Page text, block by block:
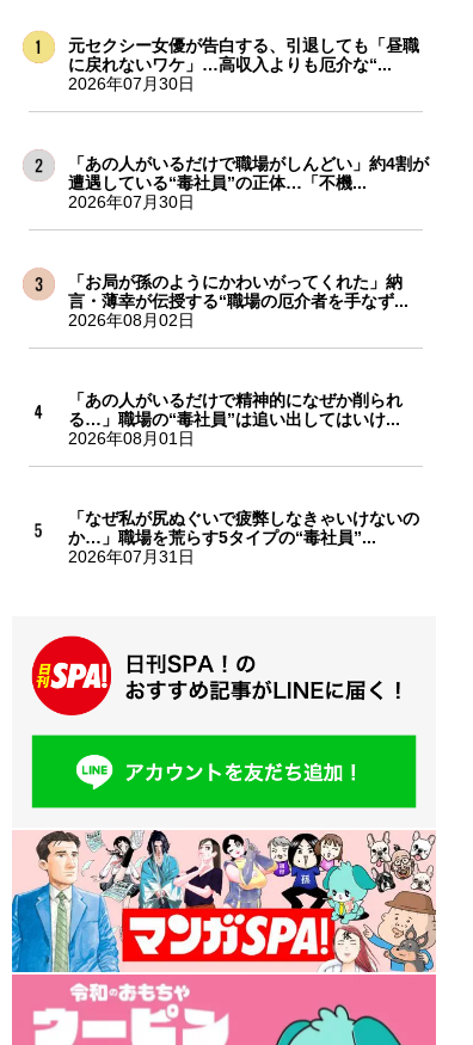
元セクシー女優が告白する、引退しても「昼職
に戻れないワケ」…高収入よりも厄介な“...
2026年07月30日
「あの人がいるだけで職場がしんどい」約4割が
遭遇している“毒社員”の正体…「不機...
2026年07月30日
「お局が孫のようにかわいがってくれた」納
言・薄幸が伝授する“職場の厄介者を手なず...
2026年08月02日
「あの人がいるだけで精神的になぜか削られ
る…」職場の“毒社員”は追い出してはいけ...
2026年08月01日
「なぜ私が尻ぬぐいで疲弊しなきゃいけないの
か…」職場を荒らす5タイプの“毒社員”...
2026年07月31日